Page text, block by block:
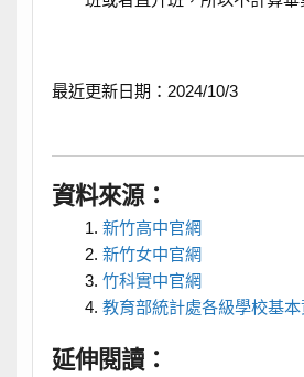
最近更新日期：2024/10/3
資料來源：
新竹高中官網
新竹女中官網
竹科實中官網
教育部統計處各級學校基
延伸閱讀：